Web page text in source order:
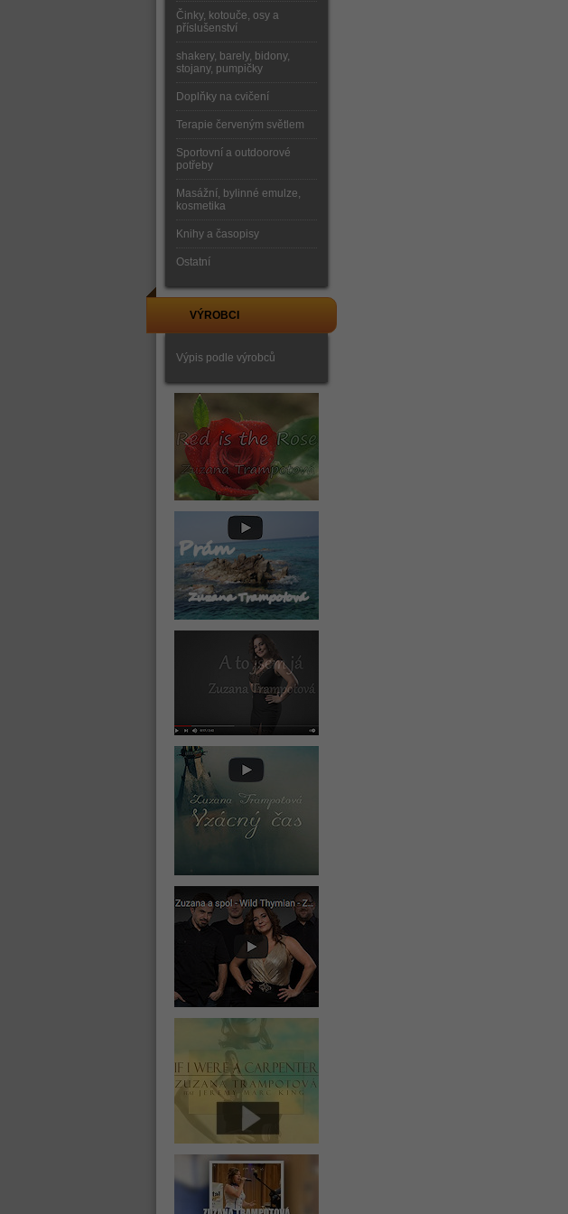
Činky, kotouče, osy a
příslušenství
shakery, barely, bidony,
stojany, pumpičky
Doplňky na cvičení
Terapie červeným světlem
Sportovní a outdoorové
potřeby
Masážní, bylinné emulze,
kosmetika
Knihy a časopisy
Ostatní
VÝROBCI
Výpis podle výrobců